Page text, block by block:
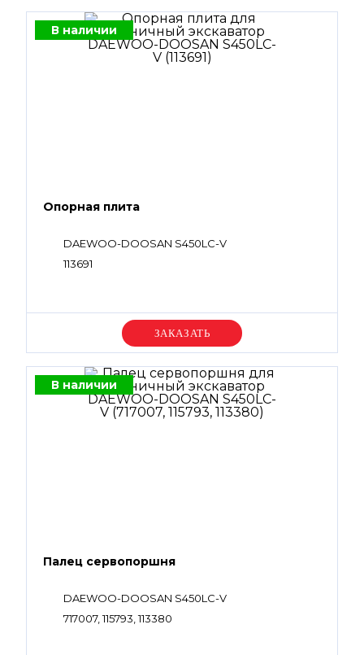
В наличии
Опорная плита
DAEWOO-DOOSAN S450LC-V
113691
Уточняйте цену
В наличии
Палец сервопоршня
DAEWOO-DOOSAN S450LC-V
717007, 115793, 113380